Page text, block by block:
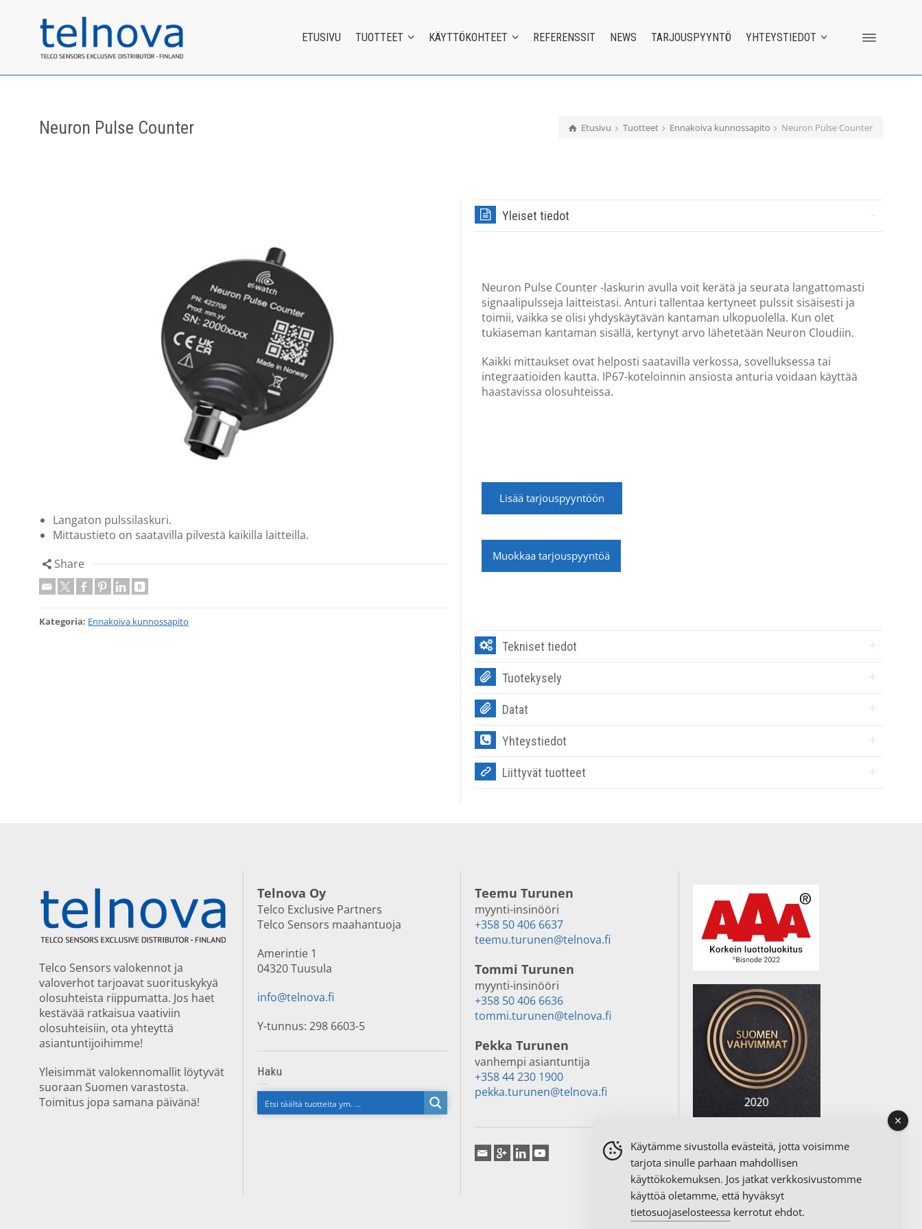
ETUSIVU TUOTTEET KÄYTTÖKOHTEET REFERENSSIT NEWS TARJOUSPYYNTÖ YHTEYSTIEDOT
Etusivu Tuotteet Ennakoiva kunnossapito Neuron Pulse Counter
Neuron Pulse Counter
Langaton pulssilaskuri.
Mittaustieto on saatavilla pilvestä kaikilla laitteilla.
Share
Kategoria: Ennakoiva kunnossapito
Yleiset tiedot
Neuron Pulse Counter -laskurin avulla voit kerätä ja seurata langattomasti
signaalipulsseja laitteistasi. Anturi tallentaa kertyneet pulssit sisäisesti ja
toimii, vaikka se olisi yhdyskäytävän kantaman ulkopuolella. Kun olet
tukiaseman kantaman sisällä, kertynyt arvo lähetetään Neuron Cloudiin.
Kaikki mittaukset ovat helposti saatavilla verkossa, sovelluksessa tai
integraatioiden kautta. IP67-koteloinnin ansiosta anturia voidaan käyttää
haastavissa olosuhteissa.
Lisää tarjouspyyntöön
Muokkaa tarjouspyyntöä
Tekniset tiedot
Tuotekysely
Datat
Yhteystiedot
Liittyvät tuotteet
Telco Sensors valokennot ja
valoverhot tarjoavat suorituskykyä
olosuhteista riippumatta. Jos haet
kestävää ratkaisua vaativiin
olosuhteisiin, ota yhteyttä
asiantuntijoihimme!
Yleisimmät valokennomallit löytyvät
suoraan Suomen varastosta.
Toimitus jopa samana päivänä!
Telnova Oy
Telco Exclusive Partners
Telco Sensors maahantuoja
Amerintie 1
04320 Tuusula
info@telnova.fi
Y-tunnus: 298 6603-5
Haku
Teemu Turunen
myynti-insinööri
+358 50 406 6637
teemu.turunen@telnova.fi
Tommi Turunen
myynti-insinööri
+358 50 406 6636
tommi.turunen@telnova.fi
Pekka Turunen
vanhempi asiantuntija
+358 44 230 1900
pekka.turunen@telnova.fi
Käytämme sivustolla evästeitä, jotta voisimme
tarjota sinulle parhaan mahdollisen
käyttökokemuksen. Jos jatkat verkkosivustomme
käyttöä oletamme, että hyväksyt
tietosuojaselosteessa kerrotut ehdot.